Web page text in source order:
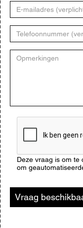
E-
mailadres
Telefoonnummer
Opmerkingen
Deze vraag is om te
om
Vraag